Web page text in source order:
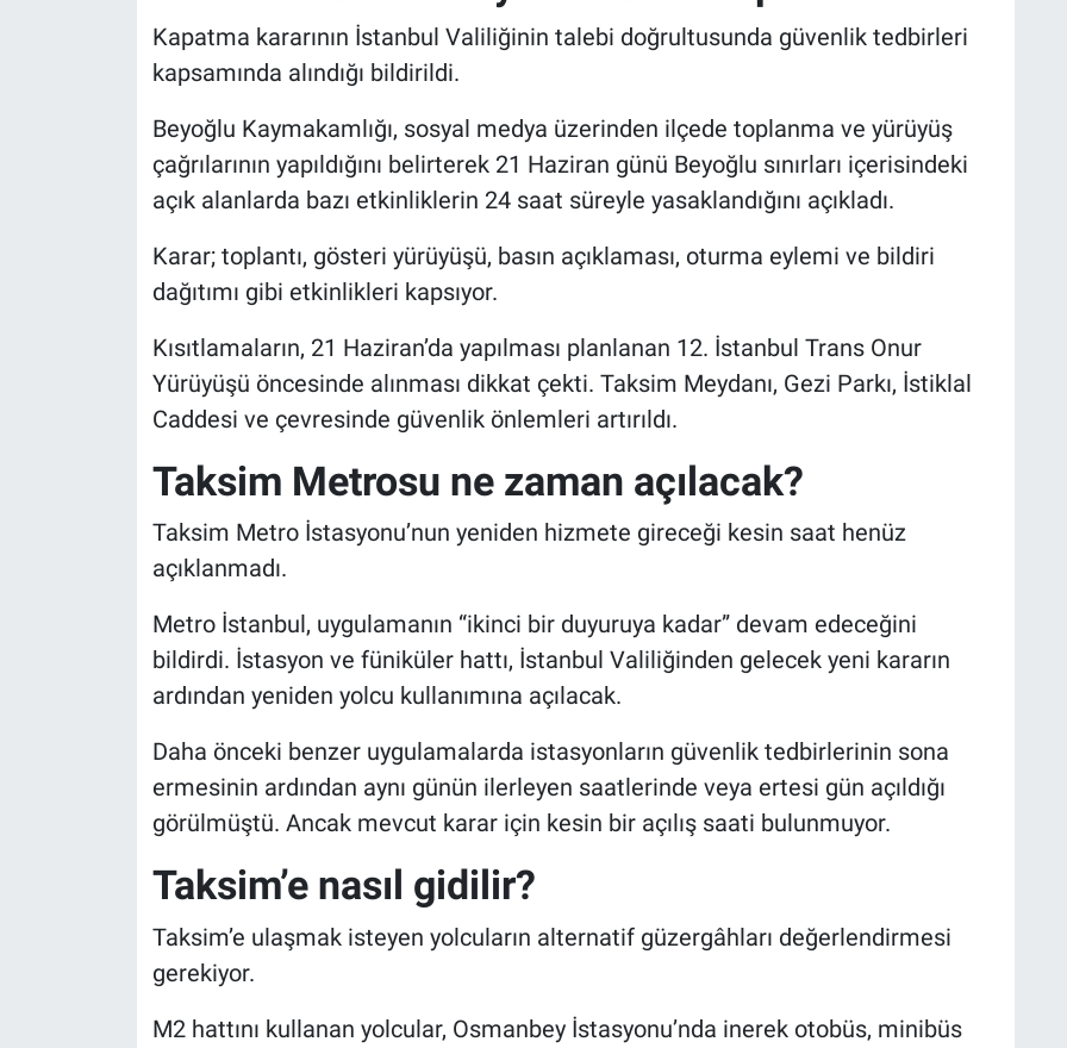
Kapatma kararının İstanbul Valiliğinin talebi doğrultusunda güvenlik tedbirleri
kapsamında alındığı bildirildi.
Beyoğlu Kaymakamlığı, sosyal medya üzerinden ilçede toplanma ve yürüyüş
çağrılarının yapıldığını belirterek 21 Haziran günü Beyoğlu sınırları içerisindeki
açık alanlarda bazı etkinliklerin 24 saat süreyle yasaklandığını açıkladı.
Karar; toplantı, gösteri yürüyüşü, basın açıklaması, oturma eylemi ve bildiri
dağıtımı gibi etkinlikleri kapsıyor.
Kısıtlamaların, 21 Haziran’da yapılması planlanan 12. İstanbul Trans Onur
Yürüyüşü öncesinde alınması dikkat çekti. Taksim Meydanı, Gezi Parkı, İstiklal
Caddesi ve çevresinde güvenlik önlemleri artırıldı.
Taksim Metrosu ne zaman açılacak?
Taksim Metro İstasyonu’nun yeniden hizmete gireceği kesin saat henüz
açıklanmadı.
Metro İstanbul, uygulamanın “ikinci bir duyuruya kadar” devam edeceğini
bildirdi. İstasyon ve füniküler hattı, İstanbul Valiliğinden gelecek yeni kararın
ardından yeniden yolcu kullanımına açılacak.
Daha önceki benzer uygulamalarda istasyonların güvenlik tedbirlerinin sona
ermesinin ardından aynı günün ilerleyen saatlerinde veya ertesi gün açıldığı
görülmüştü. Ancak mevcut karar için kesin bir açılış saati bulunmuyor.
Taksim’e nasıl gidilir?
Taksim’e ulaşmak isteyen yolcuların alternatif güzergâhları değerlendirmesi
gerekiyor.
M2 hattını kullanan yolcular, Osmanbey İstasyonu’nda inerek otobüs, minibüs